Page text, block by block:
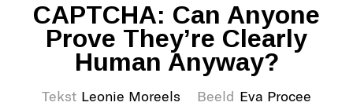
CAPTCHA: Can Anyone
Prove They’re Clearly
Human Anyway?
Tekst Leonie Moreels Beeld Eva Procee